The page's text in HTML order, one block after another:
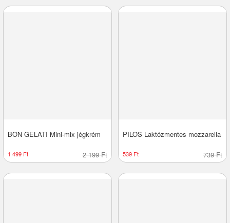
BON GELATI Mini-mix jégkrém
1 499 Ft 2 199 Ft
PILOS Laktózmentes mozzarella
539 Ft 739 Ft